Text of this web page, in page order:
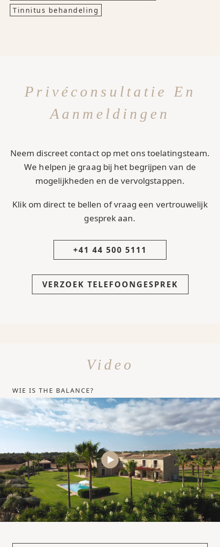
Tinnitus behandeling
Privéconsultatie En
Aanmeldingen
Neem discreet contact op met ons toelatingsteam.
We helpen je graag bij het begrijpen van de
mogelijkheden en de vervolgstappen.
Klik om direct te bellen of vraag een vertrouwelijk
gesprek aan.
+41 44 500 5111
VERZOEK TELEFOONGESPREK
Video
WIE IS THE BALANCE?